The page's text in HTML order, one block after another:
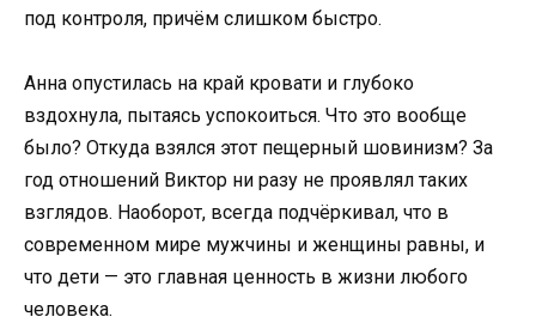
под контроля, причём слишком быстро.
Анна опустилась на край кровати и глубоко
вздохнула, пытаясь успокоиться. Что это вообще
было? Откуда взялся этот пещерный шовинизм? За
год отношений Виктор ни разу не проявлял таких
взглядов. Наоборот, всегда подчёркивал, что в
современном мире мужчины и женщины равны, и
что дети — это главная ценность в жизни любого
человека.